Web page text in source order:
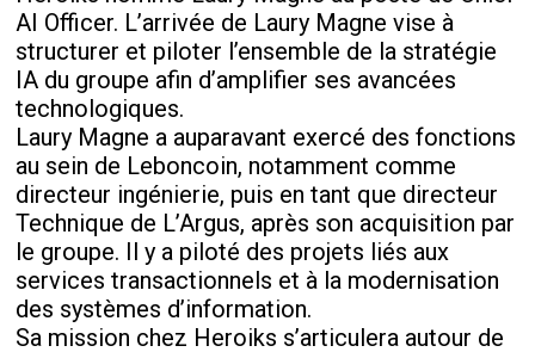
AI Officer. L’arrivée de Laury Magne vise à
structurer et piloter l’ensemble de la stratégie
IA du groupe afin d’amplifier ses avancées
technologiques.
Laury Magne a auparavant exercé des fonctions
au sein de Leboncoin, notamment comme
directeur ingénierie, puis en tant que directeur
Technique de L’Argus, après son acquisition par
le groupe. Il y a piloté des projets liés aux
services transactionnels et à la modernisation
des systèmes d’information.
Sa mission chez Heroiks s’articulera autour de